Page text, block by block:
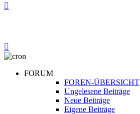
FORUM
FOREN-ÜBERSICHT
Ungelesene Beiträge
Neue Beiträge
Eigene Beiträge